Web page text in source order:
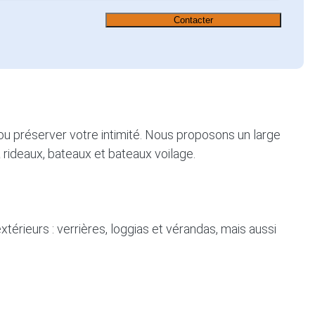
Contacter
préserver votre intimité. Nous proposons un large
bateaux et bateaux voilage.
: verrières, loggias et vérandas, mais aussi